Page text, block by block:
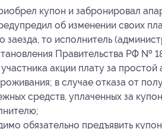
купон и забронировал
об изменении своих
заезда, то исполнитель
Правительства РФ №
акции плату за
в случае отказа от
средств, уплаченных за
обязательно предъявить